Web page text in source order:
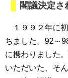
閣議決定さ
１９９２年に
ちました。92～
に携わりました
いただいた、そ